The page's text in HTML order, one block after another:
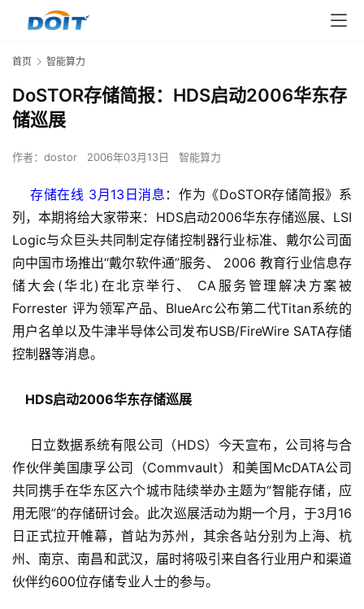
首页 智能算力
DoSTOR存储简报：HDS启动2006华东存
储巡展
作者： dostor 2006年03月13日 智能算力
存储在线 3月13日消息 ：作为《DoSTOR存储简报》系
列，本期将给大家带来：HDS启动2006华东存储巡展、LSI
Logic与众巨头共同制定存储控制器行业标准、戴尔公司面
向中国市场推出“戴尔软件通”服务、 2006 教育行业信息存
储大会(华北)在北京举行、 CA服务管理解决方案被
Forrester 评为领军产品、BlueArc公布第二代Titan系统的
用户名单以及牛津半导体公司发布USB/FireWire SATA存储
控制器等消息。
HDS启动2006华东存储巡展
日立数据系统有限公司（HDS）今天宣布，公司将与合
作伙伴美国康孚公司（Commvault）和美国McDATA公司
共同携手在华东区六个城市陆续举办主题为“智能存储，应
用无限”的存储研讨会。此次巡展活动为期一个月，于3月16
日正式拉开帷幕，首站为苏州，其余各站分别为上海、杭
州、南京、南昌和武汉，届时将吸引来自各行业用户和渠道
伙伴约600位存储专业人士的参与。